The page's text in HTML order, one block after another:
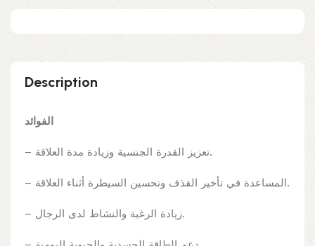
Description
الفوائد
– تعزيز القدرة الجنسية وزيادة مدة العلاقة.
– ⁠المساعدة في تأخير القذف وتحسين السيطرة أثناء العلاقة.
– ⁠زيادة الرغبة والنشاط لدى الرجال.